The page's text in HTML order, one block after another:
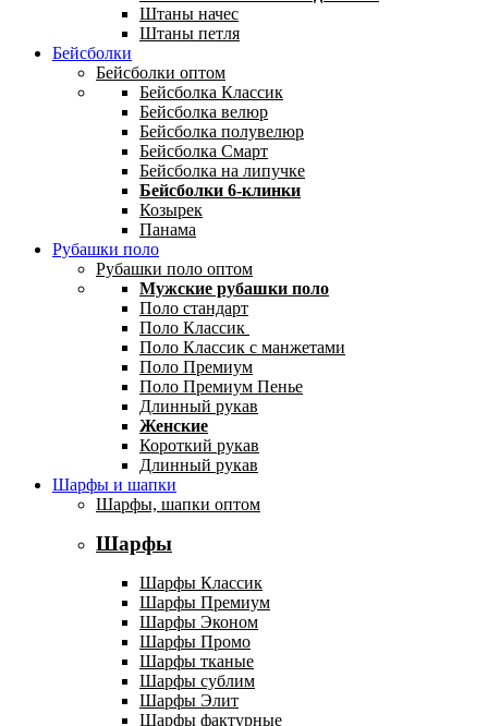
Штаны начес
Штаны петля
Бейсболки
Бейсболки оптом
Бейсболка Классик
Бейсболка велюр
Бейсболка полувелюр
Бейсболка Смарт
Бейсболка на липучке
Бейсболки 6-клинки
Козырек
Панама
Рубашки поло
Рубашки поло оптом
Мужские рубашки поло
Поло стандарт
Поло Классик
Поло Классик с манжетами
Поло Премиум
Поло Премиум Пенье
Длинный рукав
Женские
Короткий рукав
Длинный рукав
Шарфы и шапки
Шарфы, шапки оптом
Шарфы
Шарфы Классик
Шарфы Премиум
Шарфы Эконом
Шарфы Промо
Шарфы тканые
Шарфы сублим
Шарфы Элит
Шарфы фактурные